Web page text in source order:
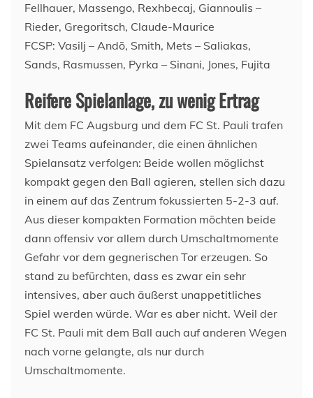
Fellhauer, Massengo, Rexhbecaj, Giannoulis –
Rieder, Gregoritsch, Claude-Maurice
FCSP: Vasilj – Andō, Smith, Mets – Saliakas,
Sands, Rasmussen, Pyrka – Sinani, Jones, Fujita
Reifere Spielanlage, zu wenig Ertrag
Mit dem FC Augsburg und dem FC St. Pauli trafen
zwei Teams aufeinander, die einen ähnlichen
Spielansatz verfolgen: Beide wollen möglichst
kompakt gegen den Ball agieren, stellen sich dazu
in einem auf das Zentrum fokussierten 5-2-3 auf.
Aus dieser kompakten Formation möchten beide
dann offensiv vor allem durch Umschaltmomente
Gefahr vor dem gegnerischen Tor erzeugen. So
stand zu befürchten, dass es zwar ein sehr
intensives, aber auch äußerst unappetitliches
Spiel werden würde. War es aber nicht. Weil der
FC St. Pauli mit dem Ball auch auf anderen Wegen
nach vorne gelangte, als nur durch
Umschaltmomente.